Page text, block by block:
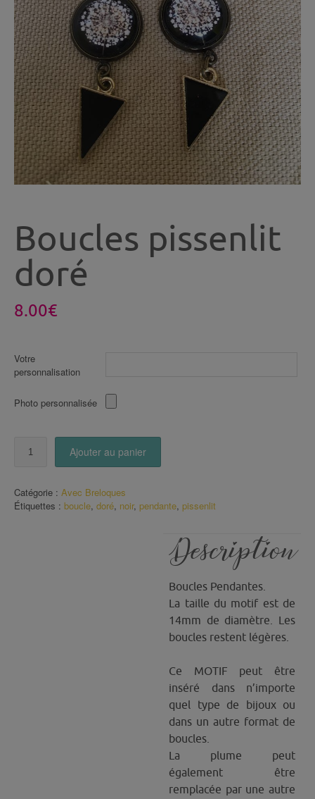
Boucles pissenlit
doré
8.00€
Votre
personnalisation
Photo personnalisée
doré
Ajouter au panier
Catégorie : Avec Breloques
Étiquettes : boucle, doré, noir, pendante, pissenlit
Description
Boucles Pendantes.
La taille du motif est de
14mm de diamètre. Les
boucles restent légères.
Ce MOTIF peut être
inséré dans n’importe
quel type de bijoux ou
dans un autre format de
boucles.
La plume peut
également être
remplacée par une autre